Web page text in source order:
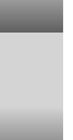
экспертизы